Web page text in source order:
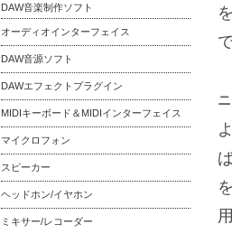
DAW音楽制作ソフト
オーディオインターフェイス
DAW音源ソフト
DAWエフェクトプラグイン
MIDIキーボード＆MIDIインターフェイス
マイクロフォン
スピーカー
ヘッドホン/イヤホン
ミキサー/レコーダー